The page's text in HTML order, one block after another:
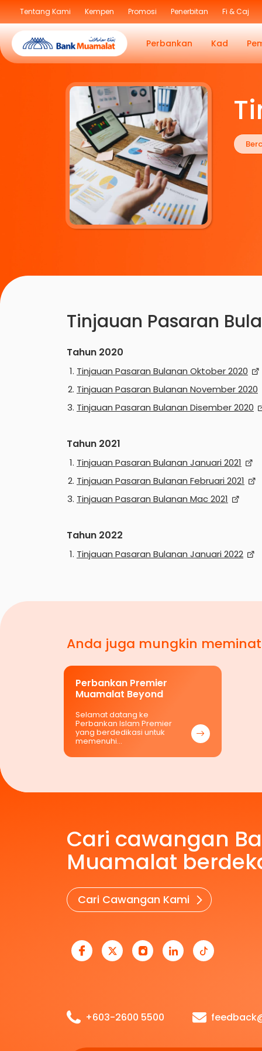
Tentang Kami Kempen Promosi Penerbitan Fi & Caj
Perbankan Kad
Tinjauan Pasaran
Tahun 2020
Tinjauan Pasaran Bulanan Oktober 2020
Tinjauan Pasaran Bulanan November 2020
Tinjauan Pasaran Bulanan Disember 2020
Tahun 2021
Tinjauan Pasaran Bulanan Januari 2021
Tinjauan Pasaran Bulanan Februari 2021
Tinjauan Pasaran Bulanan Mac 2021
Tahun 2022
Tinjauan Pasaran Bulanan Januari 2022
Anda juga mungkin
Perbankan Premier
Muamalat Beyond
Selamat datang ke
Perbankan Islam Premier
yang berdedikasi untuk
memenuhi…
Cari cawangan
Muamalat
Cari Cawangan Kami
+603-2600 5500